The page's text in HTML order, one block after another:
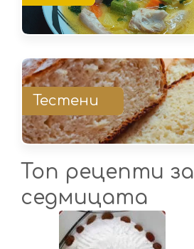
Тестени
Топ рецепти за
седмицата